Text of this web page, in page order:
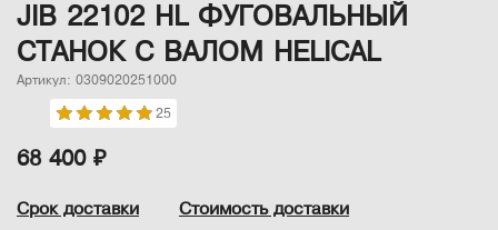
JIB 22102 HL ФУГОВАЛЬНЫЙ
СТАНОК С ВАЛОМ HELICAL
Артикул: 0309020251000
25
68 400 ₽
Срок доставки
Стоимость доставки